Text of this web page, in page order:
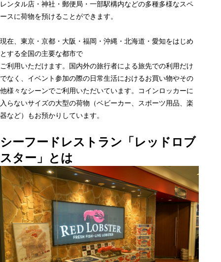
レンタル店・神社・郵便局・一部駅構内などの多種多様なスペ
ースに荷物を預けることができます。
現在、東京・京都・大阪・福岡・沖縄・北海道・愛知をはじめ
とする全国の主要な都市で
ご利用いただけます。国内外の旅行者による旅先での利用だけ
でなく、イベント参加の際の日常生活におけるお買い物やその
他様々なシーンでご利用いただいています。コインロッカーに
入らないサイズの大型の荷物（ベビーカー、スポーツ用品、楽
器など）もお預かりしています。
シーフードレストラン「レッドロブ
スター」とは